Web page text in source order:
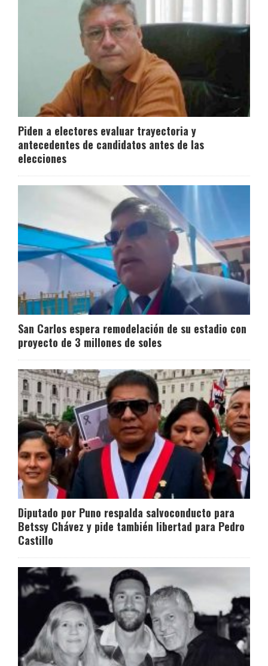
Piden a electores evaluar trayectoria y
antecedentes de candidatos antes de las
elecciones
San Carlos espera remodelación de su estadio con
proyecto de 3 millones de soles
Diputado por Puno respalda salvoconducto para
Betssy Chávez y pide también libertad para Pedro
Castillo